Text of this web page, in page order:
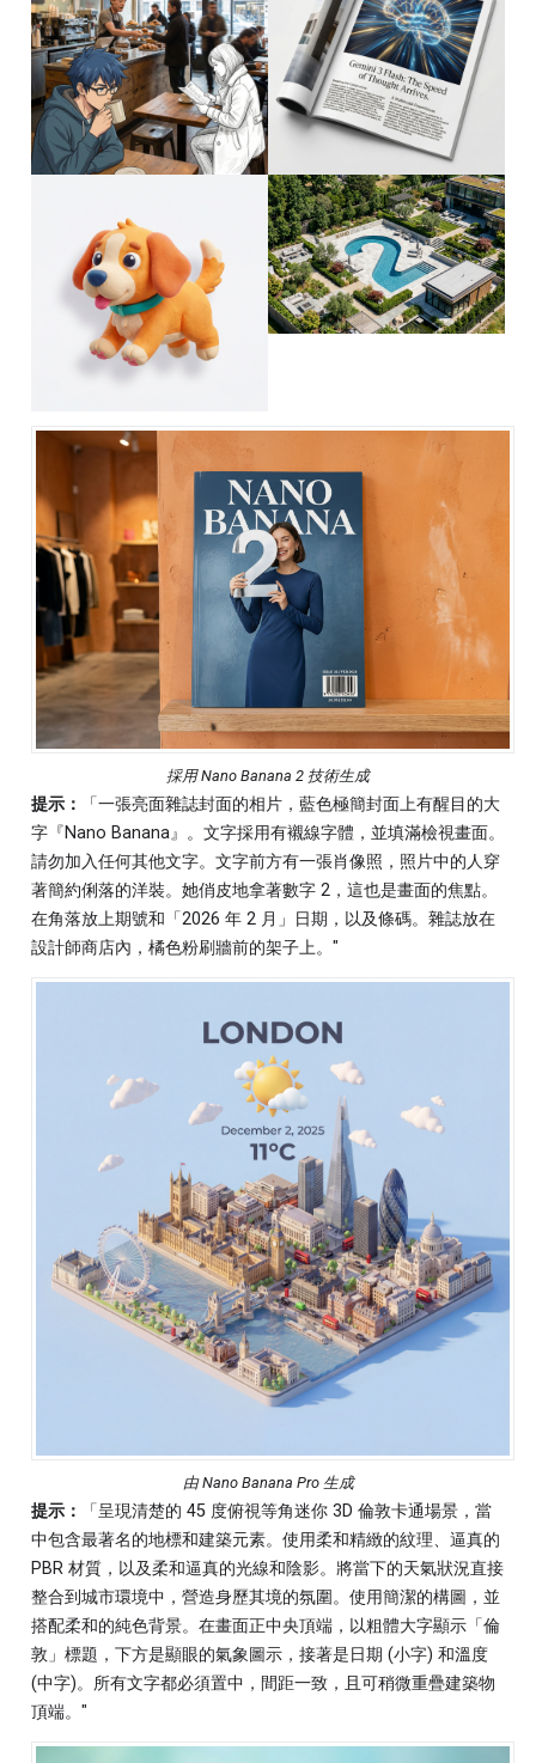
採用 Nano Banana 2 技術生成
提示：
「一張亮面雜誌封面的相片，藍色極簡封面上有醒目的大
字『Nano Banana』。文字採用有襯線字體，並填滿檢視畫面。
請勿加入任何其他文字。文字前方有一張肖像照，照片中的人穿
著簡約俐落的洋裝。她俏皮地拿著數字 2，這也是畫面的焦點。
在角落放上期號和「2026 年 2 月」日期，以及條碼。雜誌放在
設計師商店內，橘色粉刷牆前的架子上。"
由 Nano Banana Pro 生成
提示：
「呈現清楚的 45 度俯視等角迷你 3D 倫敦卡通場景，當
中包含最著名的地標和建築元素。使用柔和精緻的紋理、逼真的
PBR 材質，以及柔和逼真的光線和陰影。將當下的天氣狀況直接
整合到城市環境中，營造身歷其境的氛圍。使用簡潔的構圖，並
搭配柔和的純色背景。在畫面正中央頂端，以粗體大字顯示「倫
敦」標題，下方是顯眼的氣象圖示，接著是日期 (小字) 和溫度
(中字)。所有文字都必須置中，間距一致，且可稍微重疊建築物
頂端。"